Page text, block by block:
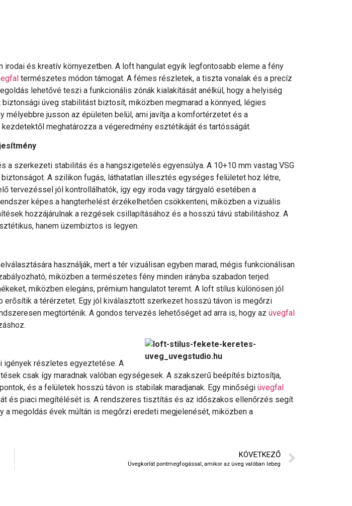
és kreatív környezetben. A loft hangulat egyik legfontosabb eleme a fény
természetes módon támogat. A fémes részletek, a tiszta vonalak és a precíz
lehetővé teszi a funkcionális zónák kialakítását anélkül, hogy a helyiség
üveg stabilitást biztosít, miközben megmarad a könnyed, légies
jusson az épületen belül, ami javítja a komfortérzetet és a
meghatározza a végeredmény esztétikáját és tartósságát.
a szerkezeti stabilitás és a hangszigetelés egyensúlya. A 10+10 mm vastag VSG
A szilikon fugás, láthatatlan illesztés egységes felületet hoz létre,
tervezéssel jól kontrollálhatók, így egy iroda vagy tárgyaló esetében a
képes a hangterhelést érzékelhetően csökkenteni, miközben a vizuális
hozzájárulnak a rezgések csillapításához és a hosszú távú stabilitáshoz. A
hanem üzembiztos is legyen.
használják, mert a tér vizuálisan egyben marad, mégis funkcionálisan
miközben a természetes fény minden irányba szabadon terjed.
miközben elegáns, prémium hangulatot teremt. A loft stílus különösen jól
erősítik a térérzetet. Egy jól kiválasztott szerkezet hosszú távon is megőrzi
megtörténik. A gondos tervezés lehetőséget ad arra is, hogy az üvegfal
igények részletes egyeztetése. A
csak így maradnak valóban egységesek. A szakszerű beépítés biztosítja,
és a felületek hosszú távon is stabilak maradjanak. Egy minőségi üvegfal
és piaci megítélését is. A rendszeres tisztítás és az időszakos ellenőrzés segít
megoldás évek múltán is megőrzi eredeti megjelenését, miközben a
KÖVETKEZŐ
Üvegkorlát pontmegfogással, amikor az üveg valóban lebeg